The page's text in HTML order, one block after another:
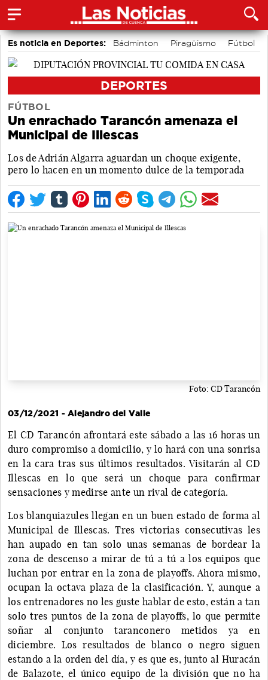
Es noticia en Deportes: Bádminton Piragüismo
Fútbol
Área de Deportes
DEPORTES
FÚTBOL
Un enrachado Tarancón amenaza el
Municipal de Illescas
Los de Adrián Algarra aguardan un choque exigente,
pero lo hacen en un momento dulce de la temporada
Foto: CD Tarancón
03/12/2021 - Alejandro del Valle
El CD Tarancón afrontará este sábado a las 16 horas un
duro compromiso a domicilio, y lo hará con una sonrisa
en la cara tras sus últimos resultados. Visitarán al CD
Illescas en lo que será un choque para confirmar
sensaciones y medirse ante un rival de categoría.
Los blanquiazules llegan en un buen estado de forma al
Municipal de Illescas. Tres victorias consecutivas les
han aupado en tan solo unas semanas de bordear la
zona de descenso a mirar de tú a tú a los equipos que
luchan por entrar en la zona de playoffs. Ahora mismo,
ocupan la octava plaza de la clasificación. Y, aunque a
los entrenadores no les guste hablar de esto, están a tan
solo tres puntos de la zona de playoffs, lo que permite
soñar al conjunto taranconero metidos ya en
diciembre. Los resultados de blanco o negro siguen
estando a la orden del día, y es que es, junto al Huracán
de Balazote, el único equipo de la división que no ha